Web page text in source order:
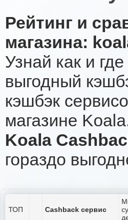
Рейтинг и
магазина:
Узнай как и
выгодный
кэшбэк
магазине
Koala
гораздо
ТОП Cashback сервис